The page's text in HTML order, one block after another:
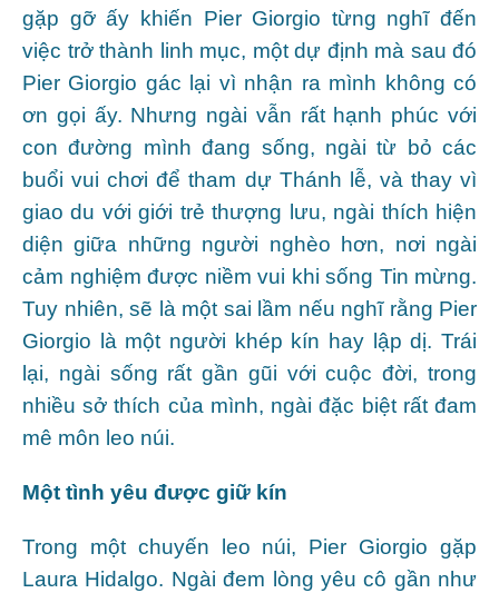
gặp gỡ ấy khiến Pier Giorgio từng nghĩ đến
việc trở thành linh mục, một dự định mà sau đó
Pier Giorgio gác lại vì nhận ra mình không có
ơn gọi ấy. Nhưng ngài vẫn rất hạnh phúc với
con đường mình đang sống, ngài từ bỏ các
buổi vui chơi để tham dự Thánh lễ, và thay vì
giao du với giới trẻ thượng lưu, ngài thích hiện
diện giữa những người nghèo hơn, nơi ngài
cảm nghiệm được niềm vui khi sống Tin mừng.
Tuy nhiên, sẽ là một sai lầm nếu nghĩ rằng Pier
Giorgio là một người khép kín hay lập dị. Trái
lại, ngài sống rất gần gũi với cuộc đời, trong
nhiều sở thích của mình, ngài đặc biệt rất đam
mê môn leo núi.
Một tình yêu được giữ kín
Trong một chuyến leo núi, Pier Giorgio gặp
Laura Hidalgo. Ngài đem lòng yêu cô gần như